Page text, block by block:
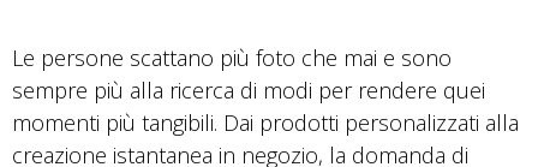
Le persone scattano più foto che mai e sono
sempre più alla ricerca di modi per rendere quei
momenti più tangibili. Dai prodotti personalizzati alla
creazione istantanea in negozio, la domanda di